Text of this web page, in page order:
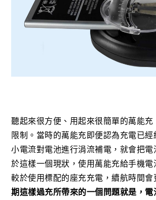
聽起來很方便、用起來很簡單的萬能
限制。當時的萬能充即便認為充電已經
小電流對電池進行涓流補電，就會把
於這樣一個現狀，使用萬能充給手機電
較於使用標配的座充充電，續航時間會
期這樣過充所帶來的一個問題就是，電